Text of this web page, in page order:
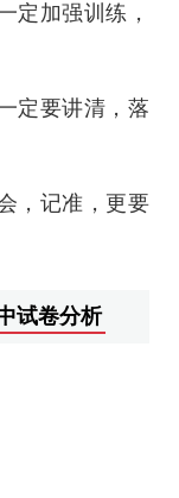
定加强训练，
定要讲清，落
，记准，更要
试卷分析